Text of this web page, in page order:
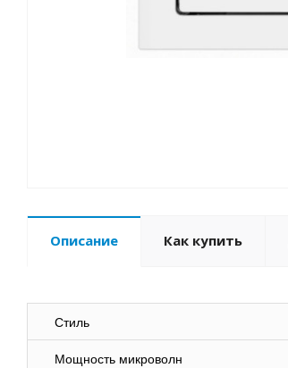
Описание Как купить
Стиль
Мощность микроволн